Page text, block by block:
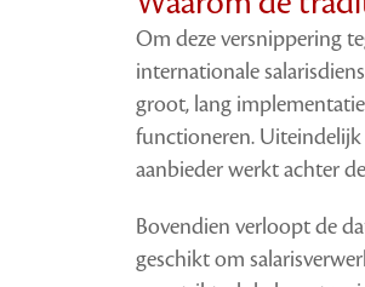
Om deze versnippering
internationale
groot, lang
functioneren. Uiteindelijk
aanbieder werkt achter
Bovendien verloopt de
geschikt om